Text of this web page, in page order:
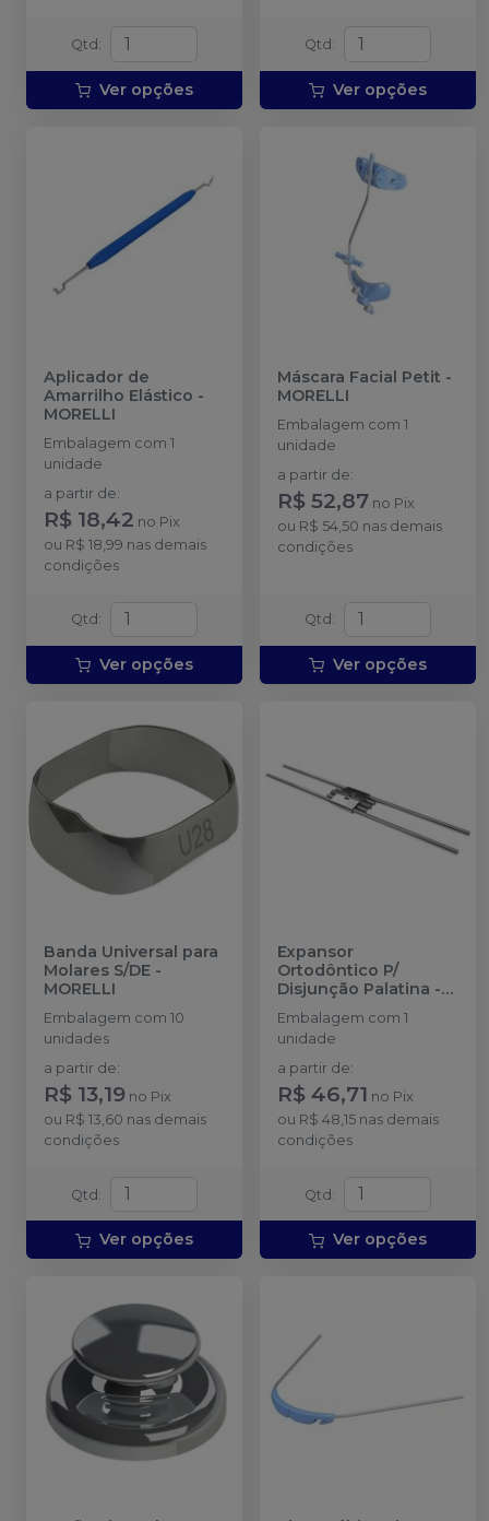
Qtd :
Ver opções
Qtd :
Ver opções
Aplicador de
Amarrilho Elástico -
MORELLI
Embalagem com 1
unidade
a partir de:
R$ 18,42 no Pix
ou R$ 18,99 nas demais
condições
Qtd :
Ver opções
Máscara Facial Petit -
MORELLI
Embalagem com 1
unidade
a partir de:
R$ 52,87 no Pix
ou R$ 54,50 nas demais
condições
Qtd :
Ver opções
Banda Universal para
Molares S/DE -
MORELLI
Embalagem com 10
unidades
a partir de:
R$ 13,19 no Pix
ou R$ 13,60 nas demais
condições
Qtd :
Ver opções
Expansor
Ortodôntico P/
Disjunção Palatina -
MORELLI
Embalagem com 1
unidade
a partir de:
R$ 46,71 no Pix
ou R$ 48,15 nas demais
condições
Qtd :
Ver opções